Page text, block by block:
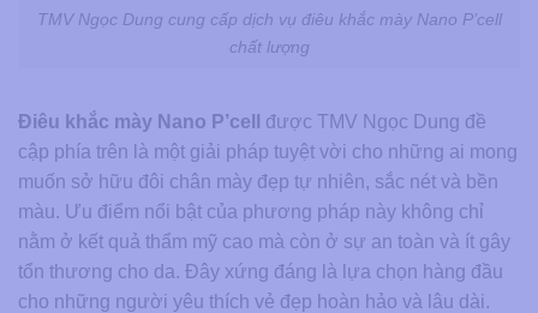
TMV Ngọc Dung cung cấp dịch vụ điêu khắc mày Nano P’cell
chất lượng
Điêu khắc mày Nano P’cell
được TMV Ngọc Dung đề
cập phía trên là một giải pháp tuyệt vời cho những ai mong
muốn sở hữu đôi chân mày đẹp tự nhiên, sắc nét và bền
màu. Ưu điểm nổi bật của phương pháp này không chỉ
nằm ở kết quả thẩm mỹ cao mà còn ở sự an toàn và ít gây
tổn thương cho da. Đây xứng đáng là lựa chọn hàng đầu
cho những người yêu thích vẻ đẹp hoàn hảo và lâu dài.